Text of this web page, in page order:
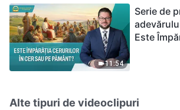
11:54
Serie de
Este
Alte tipuri de videoclipuri